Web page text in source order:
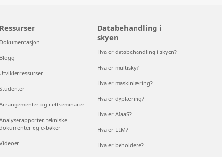
Ressurser
Dokumentasjon
Blogg
Utviklerressurser
Studenter
Arrangementer og nettseminarer
Analyserapporter, tekniske
dokumenter og e-bøker
Videoer
Databehandling i
skyen
Hva er databehandling i skyen?
Hva er multisky?
Hva er maskinlæring?
Hva er dyplæring?
Hva er AIaaS?
Hva er LLM?
Hva er beholdere?